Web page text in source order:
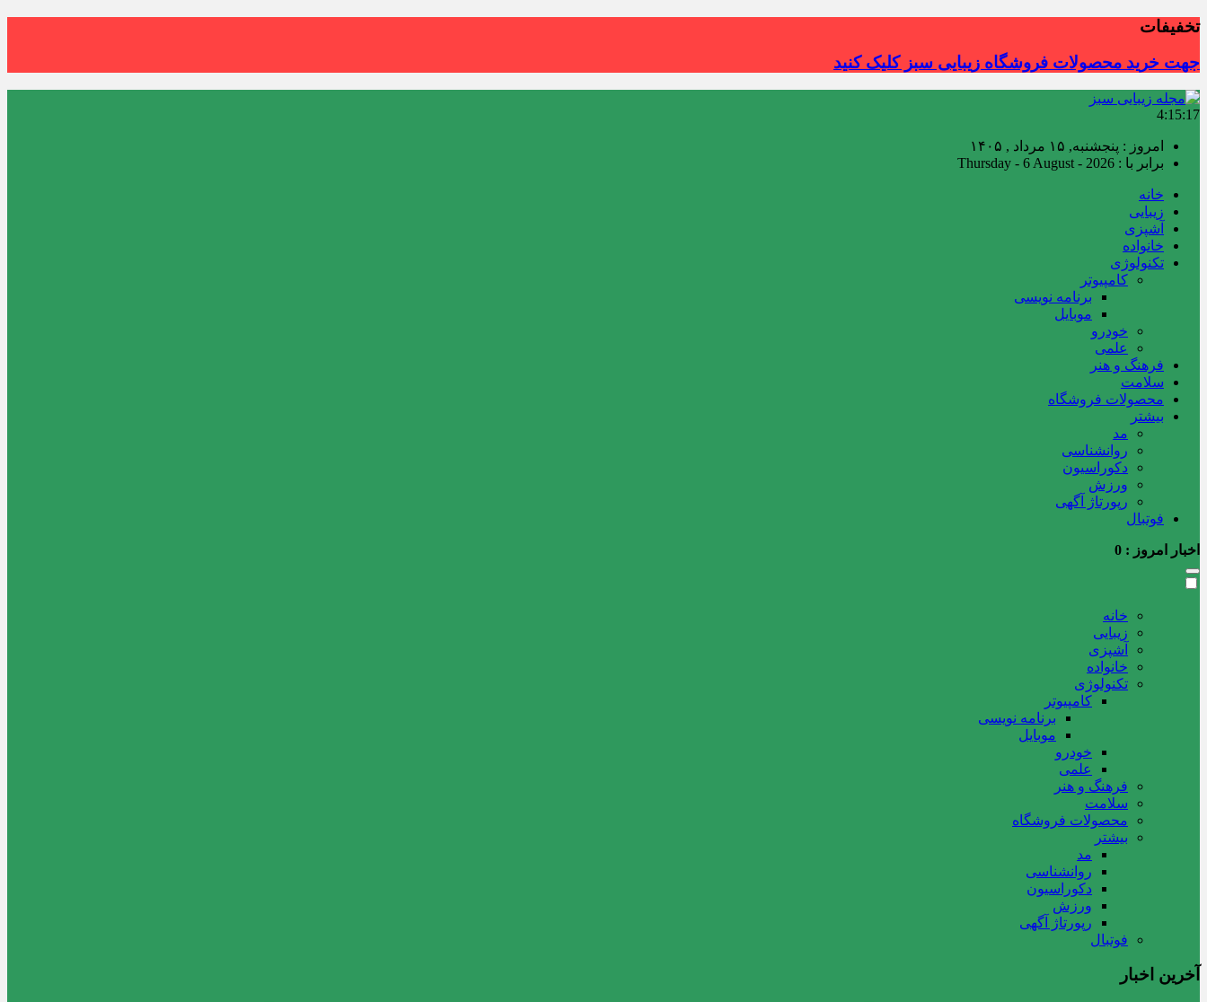
تخفیفات
جهت خرید محصولات فروشگاه زیبایی سبز کلیک کنید
4:15:18
امروز : پنجشنبه, ۱۵ مرداد , ۱۴۰۵
برابر با : Thursday - 6 August - 2026
خانه
زیبایی
آشپزی
خانواده
تکنولوژی
کامپیوتر
برنامه نویسی
موبایل
خودرو
علمی
فرهنگ و هنر
سلامت
محصولات فروشگاه
بیشتر
مد
روانشناسی
دکوراسیون
ورزش
رپورتاژ آگهی
فوتبال
اخبار امروز : 0
خانه
زیبایی
آشپزی
خانواده
تکنولوژی
کامپیوتر
برنامه نویسی
موبایل
خودرو
علمی
فرهنگ و هنر
سلامت
محصولات فروشگاه
بیشتر
مد
روانشناسی
دکوراسیون
ورزش
رپورتاژ آگهی
فوتبال
آخرین اخبار